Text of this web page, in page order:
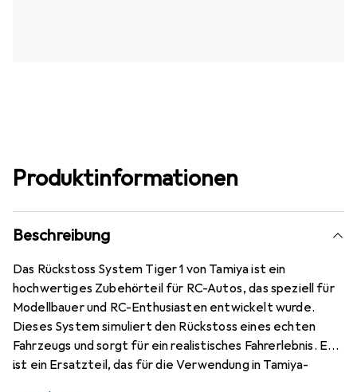
Produktinformationen
Beschreibung
Das Rückstoss System Tiger 1 von Tamiya ist ein
hochwertiges Zubehörteil für RC-Autos, das speziell für
Modellbauer und RC-Enthusiasten entwickelt wurde.
Dieses System simuliert den Rückstoss eines echten
Fahrzeugs und sorgt für ein realistisches Fahrerlebnis. Es
ist ein Ersatzteil, das für die Verwendung in Tamiya-